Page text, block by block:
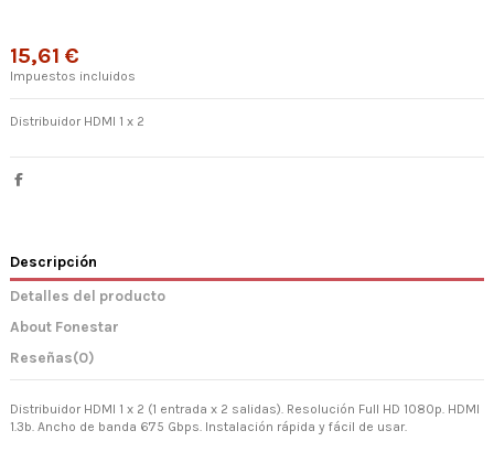
15,61 €
Impuestos incluidos
Distribuidor HDMI 1 x 2
Descripción
Detalles del producto
About Fonestar
Reseñas(0)
Distribuidor HDMI 1 x 2 (1 entrada x 2 salidas). Resolución Full HD 1080p. HDMI
1.3b. Ancho de banda 6'75 Gbps. Instalación rápida y fácil de usar.